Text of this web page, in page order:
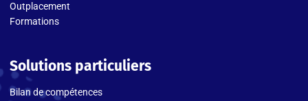
Outplacement
Formations
Solutions particuliers
Bilan de compétences